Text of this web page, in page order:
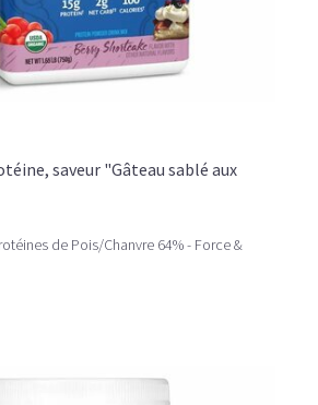
saveur "Gâteau sablé aux
de Pois/Chanvre 64% - Force &